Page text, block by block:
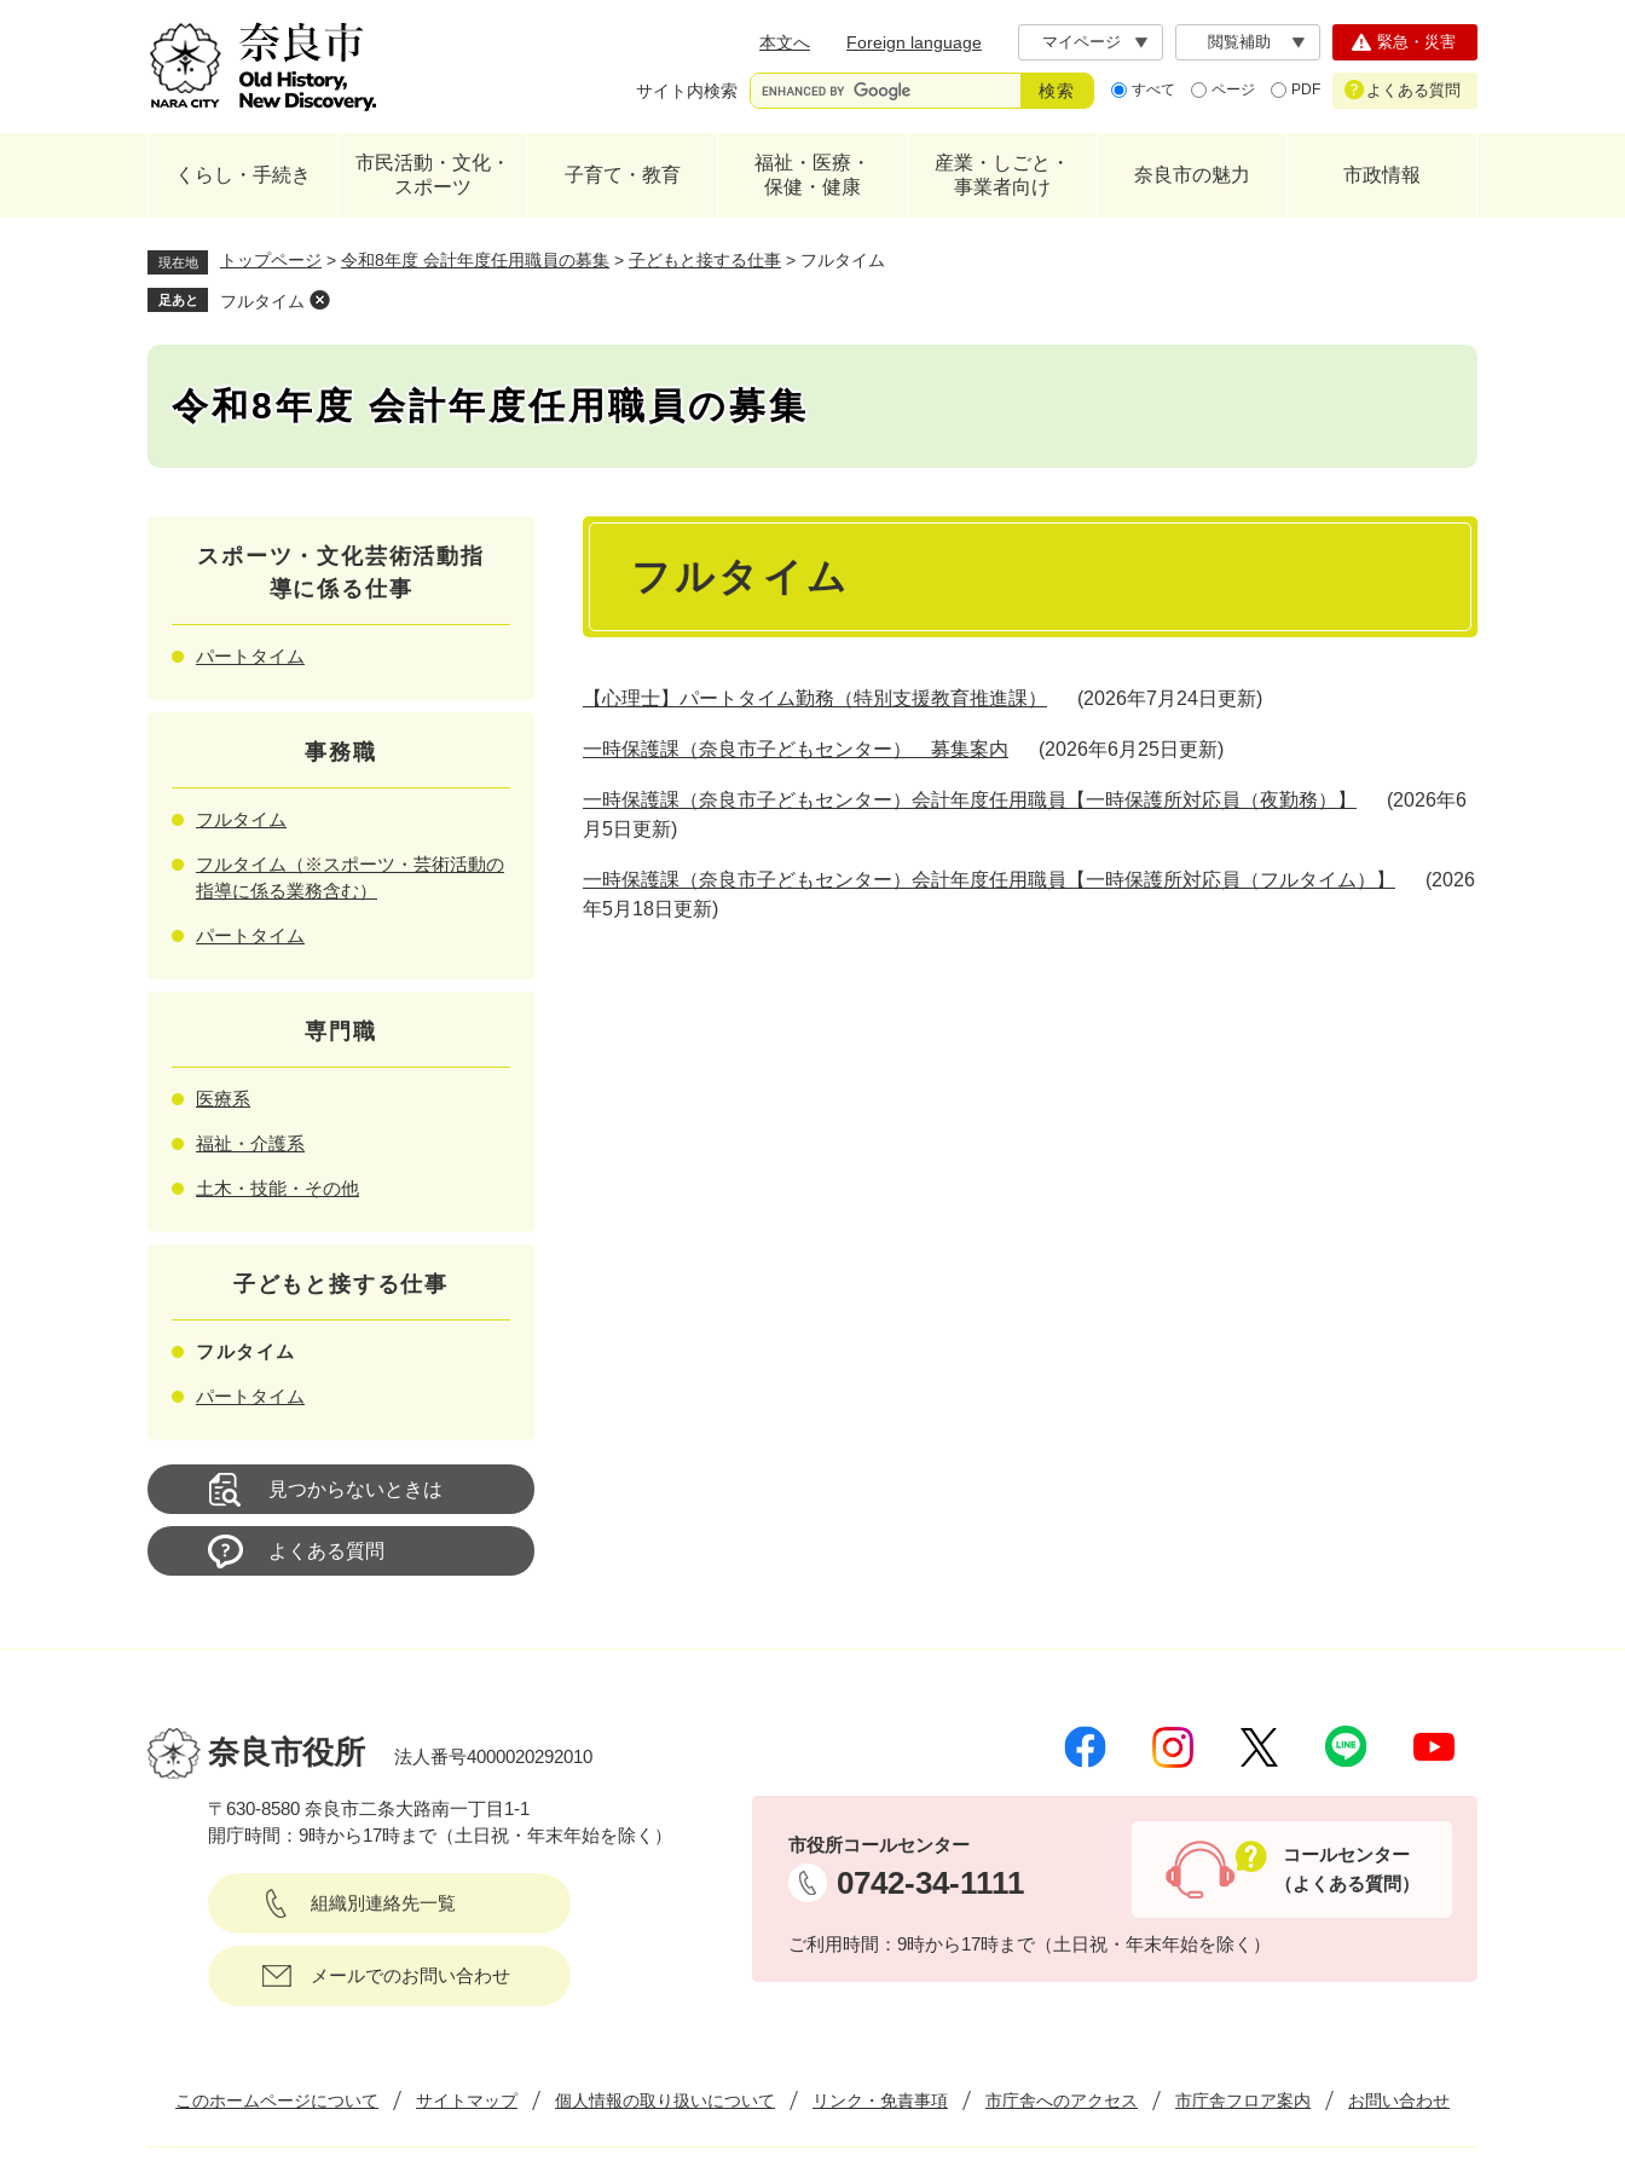
本文へ
Foreign language マイページ 閲覧補助
サイト内検索 すべて ページ PDF
緊急・災害
よくある質問
くらし・手続き
市民活動・文化・
スポーツ
子育て・教育
福祉・医療・
保健・健康
産業・しごと・
事業者向け
奈良市の魅力 市政情報
現在地 トップページ > 令和8年度 会計年度任用職員の募集 > 子どもと接する仕事 > フルタイム
足あと フルタイム
令和8年度 会計年度任用職員の募集
本
フルタイム
【心理士】パートタイム勤務（特別支援教育推進課） 2026年7月24日更新
一時保護課（奈良市子どもセンター） 募集案内 2026年6月25日更新
一時保護課（奈良市子どもセンター）会計年度任用職員【一時保護所対応員（夜勤務）】
2026年6
月5日更新
一時保護課（奈良市子どもセンター）会計年度任用職員【一時保護所対応員（フルタイム）】
2026
年5月18日更新
スポーツ・文化芸術活動指
導に係る仕事
パートタイム
事務職
フルタイム
フルタイム（※スポーツ・芸術活動の
指導に係る業務含む）
パートタイム
専門職
医療系
福祉・介護系
土木・技能・その他
子どもと接する仕事
フルタイム
パートタイム
見つからないときは
よくある質問
奈良市役所 法人番号4000020292010
〒630-8580 奈良市二条大路南一丁目1-1
開庁時間：9時から17時まで（土日祝・年末年始を除く）
組織別連絡先一覧
メールでのお問い合わせ
市役所コールセンター
0742-34-1111
ご利用時間：9時から17時まで（土日祝・年末年始を除く）
コールセンター
（よくある質問）
このホームページについて サイトマップ 個人情報の取り扱いについて リンク・免責事項 市庁舎へのアクセス 市庁舎フロア案内 お問い合わせ